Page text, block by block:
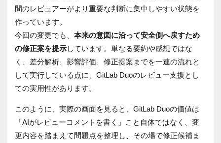
間のレビュアーがより重要な判断に集中しやすい状態を
作っています。
今回の変更でも、 本来の意図に沿って安全側へ戻すため
の修正案を提示しています。単なる要約や感想ではな
く、差分解析、影響評価、修正提案までを一連の流れと
して実行している点に、GitLab Duoのレビュー支援とし
ての実用性があります。
このように、実際の画面を見ると、GitLab Duoの価値は
「AIがレビューコメントを書く」こと自体ではなく、変
更内容を踏まえて問題点を整理し、その場で修正候補ま